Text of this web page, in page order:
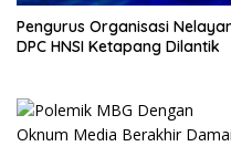
Pengurus Organisasi
DPC HNSI Ketapang Dilantik